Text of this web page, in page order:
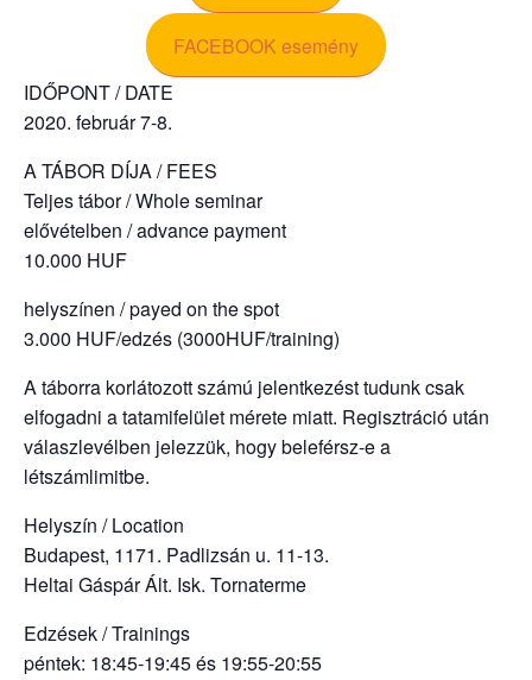
FACEBOOK esemény
IDŐPONT / DATE
2020. február 7-8.
A TÁBOR DÍJA / FEES
Teljes tábor / Whole seminar
elővételben / advance payment
10.000 HUF
helyszínen / payed on the spot
3.000 HUF/edzés (3000HUF/training)
A táborra korlátozott számú jelentkezést tudunk csak
elfogadni a tatamifelület mérete miatt. Regisztráció után
válaszlevélben jelezzük, hogy beleférsz-e a
létszámlimitbe.
Helyszín / Location
Budapest, 1171. Padlizsán u. 11-13.
Heltai Gáspár Ált. Isk. Tornaterme
Edzések / Trainings
péntek: 18:45-19:45 és 19:55-20:55